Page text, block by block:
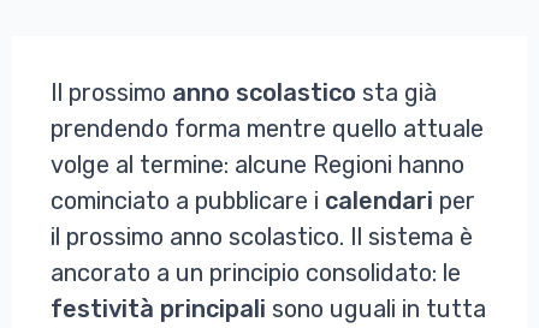
Il prossimo anno scolastico sta già
prendendo forma mentre quello attuale
volge al termine: alcune Regioni hanno
cominciato a pubblicare i calendari per
il prossimo anno scolastico. Il sistema è
ancorato a un principio consolidato: le
festività principali sono uguali in tutta